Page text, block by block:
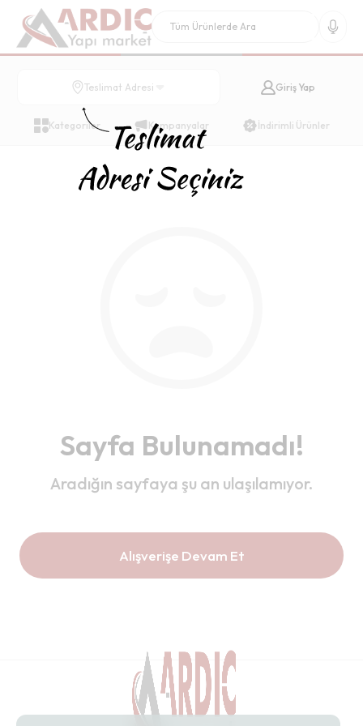
Teslimat Adresi Giriş Yap
Kategoriler Kampanyalar İndirimli Ürünler
Sayfa Bulunamadı!
Aradığın sayfaya şu an ulaşılamıyor.
Alışverişe Devam Et